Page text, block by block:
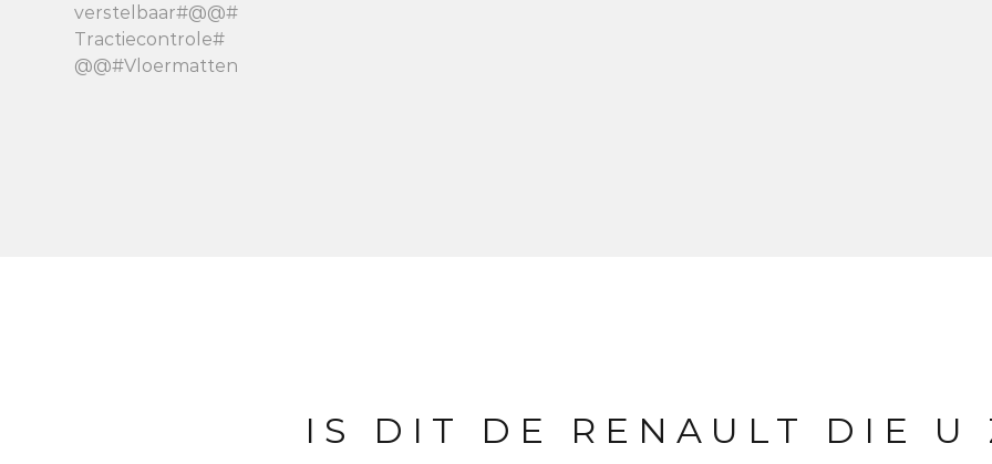
verstelbaar#@@#
Tractiecontrole#
@@#Vloermatten
IS DIT DE RENAULT DIE U